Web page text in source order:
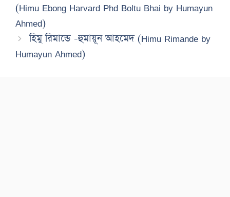
(Himu Ebong Harvard Phd Boltu Bhai by Humayun
Ahmed)
হিমু রিমান্ডে -হুমায়ূন আহমেদ (Himu Rimande by
Humayun Ahmed)